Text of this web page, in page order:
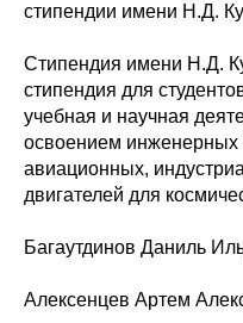
стипендии имени Н.Д.
Стипендия имени Н.Д.
стипендия для
учебная и научная
освоением инженерных
авиационных,
двигателей для
Багаутдинов Даниль
Алексенцев Артем